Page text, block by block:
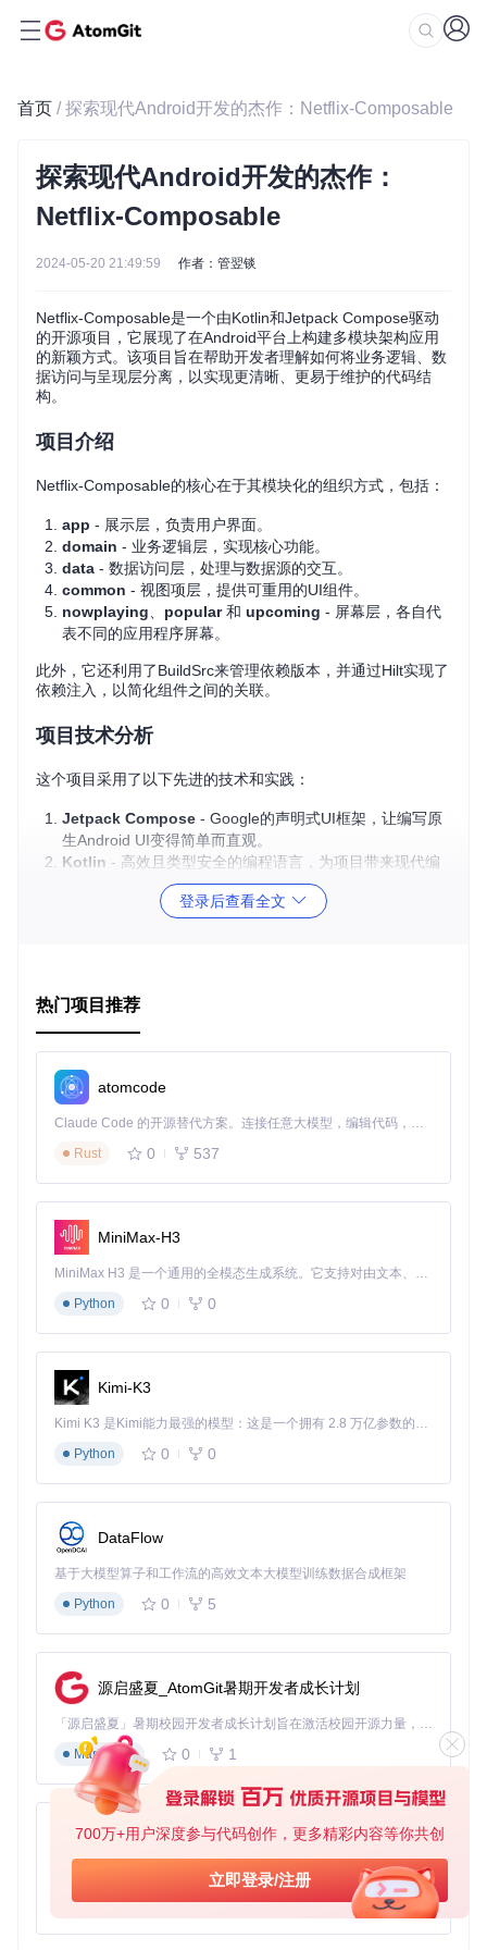
700万+用户深度参与代码创作，更多精彩内容等你共创
立即登录/注册
首页 / 探索现代Android开发的杰作：Netflix-Composable
探索现代Android开发的杰作：
Netflix-Composable
2024-05-20 21:49:59 作者：管翌锬
Netflix-Composable是一个由Kotlin和Jetpack Compose驱动
的开源项目，它展现了在Android平台上构建多模块架构应用
的新颖方式。该项目旨在帮助开发者理解如何将业务逻辑、数
据访问与呈现层分离，以实现更清晰、更易于维护的代码结
构。
项目介绍
Netflix-Composable的核心在于其模块化的组织方式，包括：
app - 展示层，负责用户界面。
domain - 业务逻辑层，实现核心功能。
data - 数据访问层，处理与数据源的交互。
common - 视图项层，提供可重用的UI组件。
nowplaying
popular和 upcoming - 屏幕层，各自代
表不同的应用程序屏幕。
此外，它还利用了BuildSrc来管理依赖版本，并通过Hilt实现了
依赖注入，以简化组件之间的关联。
项目技术分析
这个项目采用了以下先进的技术和实践：
Jetpack Compose - Google的声明式UI框架，让编写原
生Android UI变得简单而直观。
Kotlin - 高效且类型安全的编程语言，为项目带来现代编
程范式的便利。
&Flow- 支持异步编程和响应式数据流，提
Retrofit&
强大的工具箱。
此外，项目遵循Solid原则，确保了良好的设计和扩展性。
项目及技术应用场景
实践的项目。它的多功能性使得它成为学习和参考的最佳案
例，尤其是在构建电影或媒体库应用时，可以借鉴其屏幕布局
和数据加载策略。
项目特点
义，易于理解和维护。
高效的UI- 利用Jetpack Compose实现动态、灵活的用户
界面。
流式数据处理
务和实时数据更新。
成熟的工具链- 结合Hilt、Retrofit和Coil等成熟库，构建出
持续改进
- 开发者计划增加更多功能，如单元测试和更好
的错误处理，保持项目活跃。
想要体验一个优雅、高效并且遵循最佳实践的Android应用
吗？立即加入Netflix-Composable的世界，开启你的现代化An
帮助！或者，如果你有更好的想法，欢迎fork项目并贡献你的
力量。
登录后查看全文
热门项目推荐
atomcode
Claude Code 的开源替代方案。连接任意大模型，编辑代码，运行命令，自动验证 — 全自动执行。用 Rust 构建，极致性能。 ｜ An open-source alternative to Claude Code. Connect any LLM, edit code, run commands, and verify changes — autonomously. Built in Rust for speed. Get Started
Rust
0 537
MiniMax-H3
MiniMax H3 是一个通用的全模态生成系统。它支持对由文本、图像、视频和音频组成的多模态上下文进行统一理解，并能生成分辨率高达 2K、时长可达 15 秒的带原生立体声音频的视频。得益于面向任务泛化的系统设计，H3 在预训练阶段就已具备广泛的多模态上下文理解与生成能力，能够出色地执行复杂的多模态指令。
Python
0 0
Kimi-K3
Kimi K3 是Kimi能力最强的模型：这是一个拥有 2.8 万亿参数的混合专家（MoE）模型，具备原生视觉理解能力，并支持 100 万 token 的上下文窗口。
Python
0 0
DataFlow
基于大模型算子和工作流的高效文本大模型训练数据合成框架
Python
0 5
源启盛夏_AtomGit暑期开发者成长计划
「源启盛夏」暑期校园开发者成长计划旨在激活校园开源力量，通过积分激励、认证扶持、资源倾斜等形式，引导高校组织和开发者完成「入驻 — 建项目 — 做贡献 — 获认证 — 得资源」的完整闭环。无论你是想带领社团入驻平台的组织者，还是希望用代码贡献证明自己的开发者，都能在这里找到属于你的成长路径。
Markdown
0 1
py-xiaozhi
基于Python的Xiaozhi AI，适用于想要完整Xiaozhi体验而无需拥有专用硬件的用户。
Python
0 1